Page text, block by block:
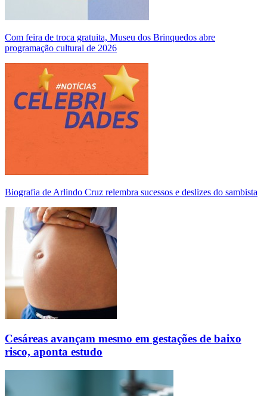
Com feira de troca gratuita, Museu dos Brinquedos abre
programação cultural de 2026
Biografia de Arlindo Cruz relembra sucessos e deslizes do sambista
Cesáreas avançam mesmo em gestações de baixo
risco, aponta estudo